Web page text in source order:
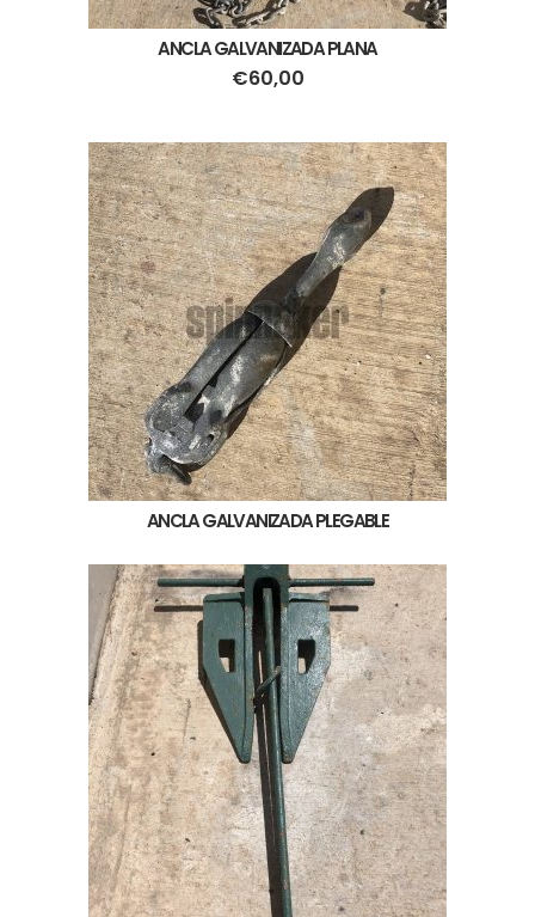
ANCLA GALVANIZADA PLANA
€60,00
ANCLA GALVANIZADA PLEGABLE